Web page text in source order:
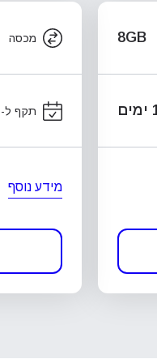
8GB מכסה
תקף ל-
מידע נוסף